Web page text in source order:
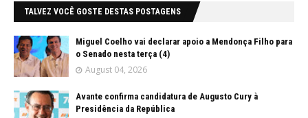
TALVEZ VOCÊ GOSTE DESTAS POSTAGENS
Miguel Coelho vai declarar apoio a Mendonça Filho para
o Senado nesta terça (4)
August 04, 2026
Avante confirma candidatura de Augusto Cury à
Presidência da República